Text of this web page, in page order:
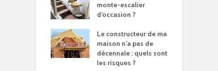
monte-escalier
d’occasion ?
Le constructeur de ma
maison n’a pas de
décennale : quels sont
les risques ?